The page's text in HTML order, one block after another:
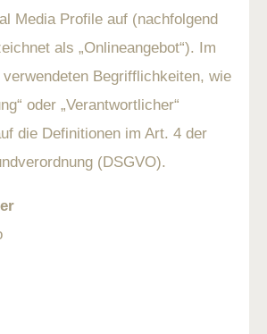
Media Profile auf (nachfolgend
als „Onlineangebot“). Im
Begrifflichkeiten, wie
oder „Verantwortlicher“
die Definitionen im Art. 4 der
(DSGVO).